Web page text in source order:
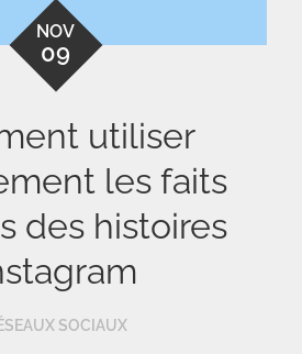
NOV
09
utiliser
les faits
des histoires
SOCIAUX